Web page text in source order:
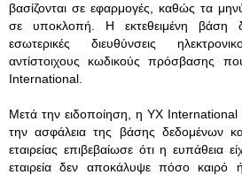
βασίζονται σε εφαρμογές, καθώς τα
σε υποκλοπή. Η εκτεθειμένη βάση
εσωτερικές διευθύνσεις
αντίστοιχους κωδικούς πρόσβασης
International.
Μετά την ειδοποίηση, η YX
την ασφάλεια της βάσης δεδομένων
εταιρείας επιβεβαίωσε ότι η ευπάθεια
εταιρεία δεν αποκάλυψε πόσο καιρό